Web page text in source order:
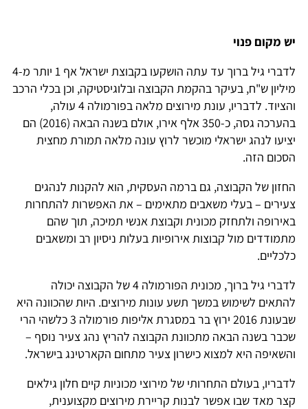
יש מקום פנוי
לדברי גיל ברוך עד עתה הושקעו בקבוצת ישראל אף 1 יותר מ-4
מיליון ש"ח, בעיקר בהקמת הקבוצה ובלוגיסטיקה, וכן בכלי הרכב
והציוד. לדבריו, עונת מירוצים מלאה בפורמולה 4 עולה,
בהערכה גסה, כ-350 אלף אירו, אולם בשנה הבאה (2016) הם
יציעו לנהג ישראלי מוכשר לרוץ עונה מלאה תמורת מחצית
הסכום הזה.
החזון של הקבוצה, גם ברמה העסקית, הוא להקנות לנהגים
צעירים – בעלי משאבים מתאימים – את האפשרות להתחרות
באירופה ולתחזק מכונית וקבוצת אנשי תמיכה, תוך שהם
מתמודדים מול קבוצות אירופיות בעלות ניסיון רב ומשאבים
כלכליים.
לדברי גיל ברוך, מכונית הפורמולה 4 של הקבוצה יכולה
להתאים לשימוש במשך תשע עונות מירוצים. היות שהכוונה היא
שבעונת 2016 ירוץ בר במסגרת אליפות פורמולה 3 כלשהי הרי
שכבר בשנה הבאה מתכוונת הקבוצה להריץ נהג צעיר נוסף –
והשאיפה היא למצוא כישרון צעיר מתחום הקארטינג בישראל.
לדבריו, בעולם התחרותי של מירוצי מכוניות קיים חלון גילאים
קצר מאד שבו אפשר לבנות קריירת מירוצים מקצוענית,